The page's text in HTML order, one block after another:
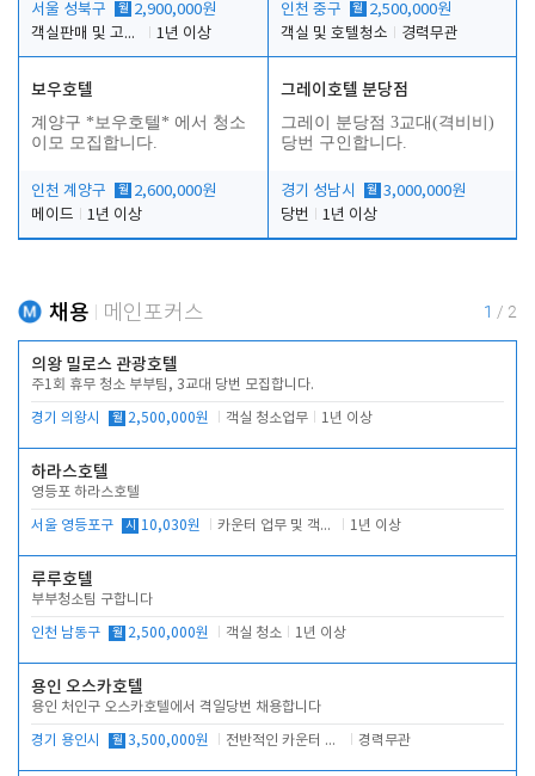
서울 성북구 월 2,900,000원
객실판매 및 고객응대
1년 이상
인천 중구 월 2,500,000원
객실 및 호텔청소
경력무관
보우호텔
계양구 *보우호텔* 에서 청소
이모 모집합니다.
인천 계양구 월 2,600,000원
메이드
1년 이상
그레이호텔 분당점
그레이 분당점 3교대(격비비)
당번 구인합니다.
경기 성남시 월 3,000,000원
당번
1년 이상
채용 메인포커스 1 / 2
의왕 밀로스 관광호텔
주1회 휴무 청소 부부팀, 3교대 당번 모집합니다.
경기 의왕시 월 2,500,000원 객실 청소업무 1년 이상
하라스호텔
영등포 하라스호텔
서울 영등포구 시 10,030원 카운터 업무 및 객실관리(청소상태 확인, 객실판매) 1년 이상
루루호텔
부부청소팀 구합니다
인천 남동구 월 2,500,000원 객실 청소 1년 이상
용인 오스카호텔
용인 처인구 오스카호텔에서 격일당번 채용합니다
경기 용인시 월 3,500,000원 전반적인 카운터 업무 경력무관